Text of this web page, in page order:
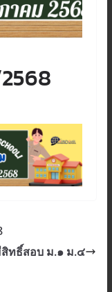
สิทธิ์สอบ ม.๑ ม.๔